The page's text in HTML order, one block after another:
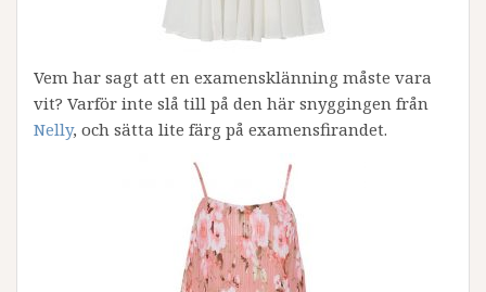
Vem har sagt att en examensklänning måste vara
vit? Varför inte slå till på den här snyggingen från
Nelly, och sätta lite färg på examensfirandet.